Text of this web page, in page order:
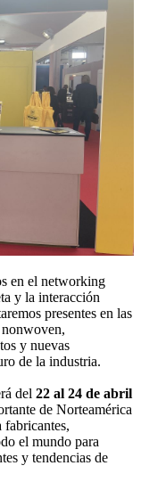
en el networking
y la interacción
presentes en las
y nuevas
de la industria.
del 22 al 24 de abril
de Norteamérica
fabricantes,
el mundo para
y tendencias de